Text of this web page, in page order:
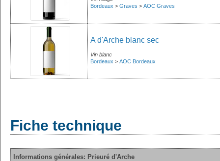
Bordeaux > Graves > AOC Graves
A d'Arche blanc sec
Vin blanc
Bordeaux > AOC Bordeaux
Fiche technique
Informations générales: Prieuré d'Arche